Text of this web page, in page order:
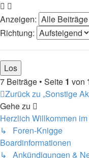
Anzeigen:
Richtung:
7 Beiträge • Seite 1 von
Zurück zu „Sonstige
Gehe zu
Herzlich Willkommen
↳ Foren-Knigge
Boardinformationen
↳ Ankündigungen &